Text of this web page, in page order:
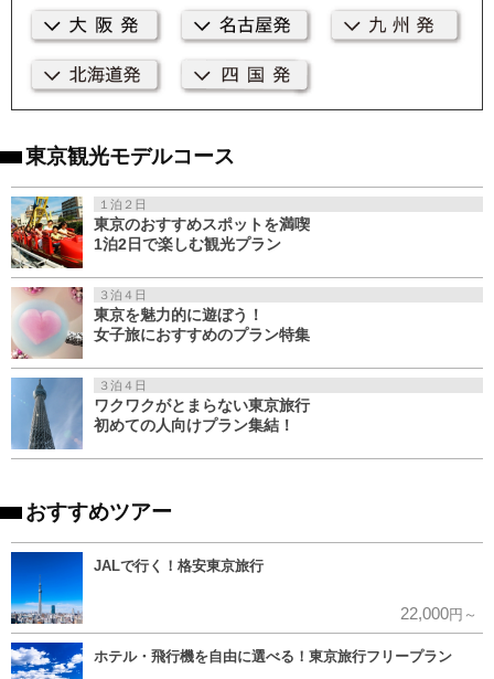
東京観光モデルコース
１泊２日
東京のおすすめスポットを満喫
1泊2日で楽しむ観光プラン
３泊４日
東京を魅力的に遊ぼう！
女子旅におすすめのプラン特集
３泊４日
ワクワクがとまらない東京旅行
初めての人向けプラン集結！
おすすめツアー
JALで行く！格安東京旅行
22,000円～
ホテル・飛行機を自由に選べる！東京旅行フリープラン